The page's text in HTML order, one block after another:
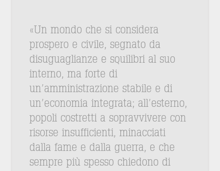
«Un mondo che si considera
prospero e civile, segnato da
disuguaglianze e squilibri al suo
interno, ma forte di
un’amministrazione stabile e di
un’economia integrata; all’esterno,
popoli costretti a sopravvivere con
risorse insufficienti, minacciati
dalla fame e dalla guerra, e che
sempre più spesso chiedono di